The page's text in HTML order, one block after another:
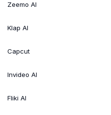
Zeemo AI
Klap AI
Capcut
Invideo AI
Fliki AI